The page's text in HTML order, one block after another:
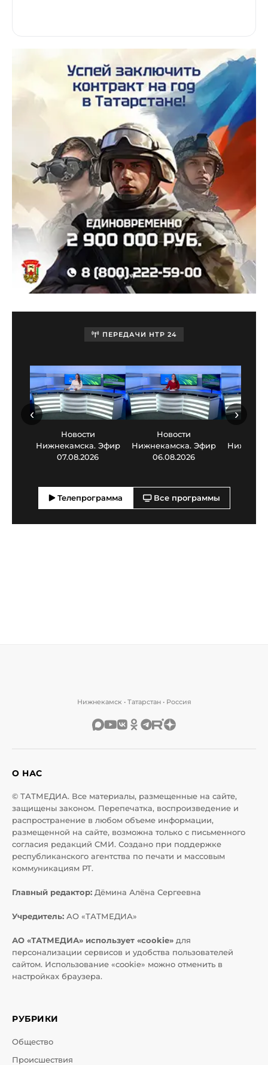
ПЕРЕДАЧИ НТР 24
Новости
Нижнекамска. Эфир
07.08.2026
Новости
Нижнекамска. Эфир
06.08.2026
‹ ›
Телепрограмма Все программы
Нижнекамск • Татарстан • Россия
О НАС
© ТАТМЕДИА. Все материалы, размещенные на сайте,
защищены законом. Перепечатка, воспроизведение и
распространение в любом объеме информации,
размещенной на сайте, возможна только с письменного
согласия редакций СМИ. Создано при поддержке
республиканского агентства по печати и массовым
коммуникациям РТ.
Главный редактор: Дёмина Алёна Сергеевна
Учредитель: АО «ТАТМЕДИА»
АО «ТАТМЕДИА» использует «cookie» для
персонализации сервисов и удобства пользователей
сайтом. Использование «cookie» можно отменить в
настройках браузера.
РУБРИКИ
Общество
Происшествия